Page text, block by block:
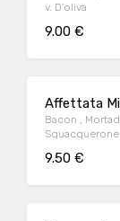
v. D'oliva
9.00 €
Affettata
Bacon ,
Squacquerone
9.50 €